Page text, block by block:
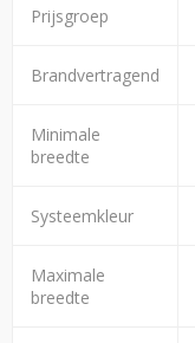
Prijsgroep
Brandvertragend
Minimale
breedte
Systeemkleur
Maximale
breedte